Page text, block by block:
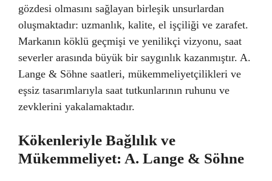
gözdesi olmasını sağlayan birleşik unsurlardan
oluşmaktadır: uzmanlık, kalite, el işçiliği ve zarafet.
Markanın köklü geçmişi ve yenilikçi vizyonu, saat
severler arasında büyük bir saygınlık kazanmıştır. A.
Lange & Söhne saatleri, mükemmeliyetçilikleri ve
eşsiz tasarımlarıyla saat tutkunlarının ruhunu ve
zevklerini yakalamaktadır.
Kökenleriyle Bağlılık ve
Mükemmeliyet: A. Lange & Söhne